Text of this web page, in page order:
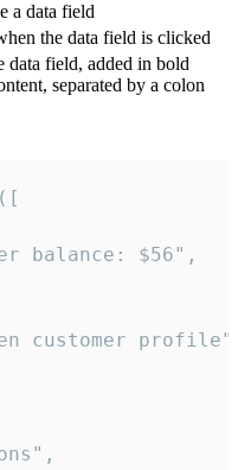
a data field
the data field is clicked
data field, added in bold
separated by a colon
balance: $56",
customer